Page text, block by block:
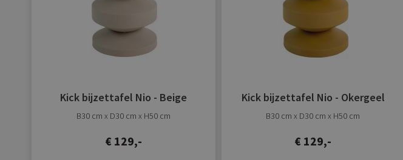
Kick bijzettafel Nio - Beige
B30 cm x D30 cm x H50 cm
€ 129,-
Kick bijzettafel Nio - Okergeel
B30 cm x D30 cm x H50 cm
€ 129,-